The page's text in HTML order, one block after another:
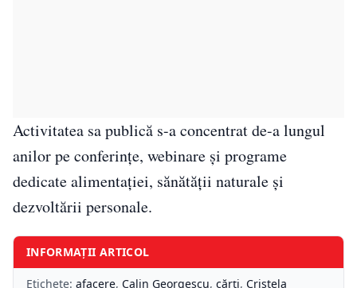
Activitatea sa publică s-a concentrat de-a lungul
anilor pe conferințe, webinare și programe
dedicate alimentației, sănătății naturale și
dezvoltării personale.
INFORMAȚII ARTICOL
Etichete: afacere, Calin Georgescu, cărți, Cristela